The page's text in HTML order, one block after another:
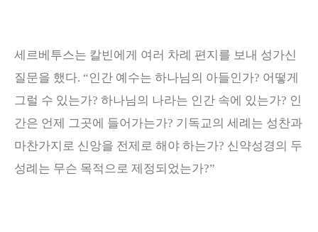
세르베투스는 칼빈에게 여러 차례 편지를 보내 성가신
질문을 했다. “인간 예수는 하나님의 아들인가? 어떻게
그럴 수 있는가? 하나님의 나라는 인간 속에 있는가? 인
간은 언제 그곳에 들어가는가? 기독교의 세례는 성찬과
마찬가지로 신앙을 전제로 해야 하는가? 신약성경의 두
성례는 무슨 목적으로 제정되었는가?”